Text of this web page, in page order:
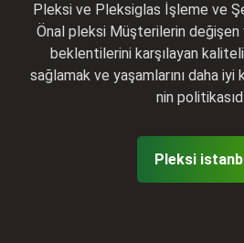
Pleksi ve Pleksiglas İşleme ve
Önal pleksi Müşterilerin
beklentilerini karşılayan
sağlamak ve yaşamlarını daha iyi
nin
Pleksi